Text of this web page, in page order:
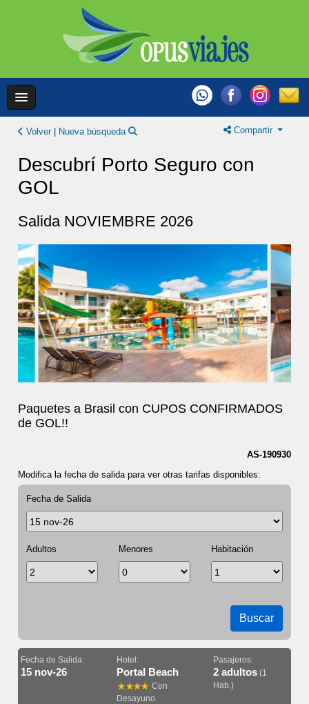
Volver| Nueva búsqueda Compartir
Descubrí Porto Seguro con
GOL
Salida NOVIEMBRE 2026
Paquetes a Brasil con CUPOS CONFIRMADOS
de GOL!!
AS-190930
Modifica la fecha de salida para ver otras tarifas disponibles:
Fecha de Salida
Adultos Menores Habitación
Buscar
Fecha de Salida:
15 nov-26
Hotel:
Portal Beach
Con
Desayuno
Pasajeros:
2 adultos(1
Hab.)